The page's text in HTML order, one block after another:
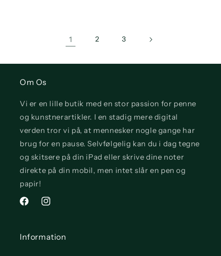
1 2 3
Om Os
Vi er en lille butik med en stor passion for penne
og kunstnerartikler. I en stadig mere digital
verden tror vi på, at mennesker nogle gange har
brug for en pause. Selvfølgelig kan du i dag tegne
og skitsere på din iPad eller skrive dine noter
direkte på din mobil, men intet slår en pen og
papir!
FacebookInstagram
Information